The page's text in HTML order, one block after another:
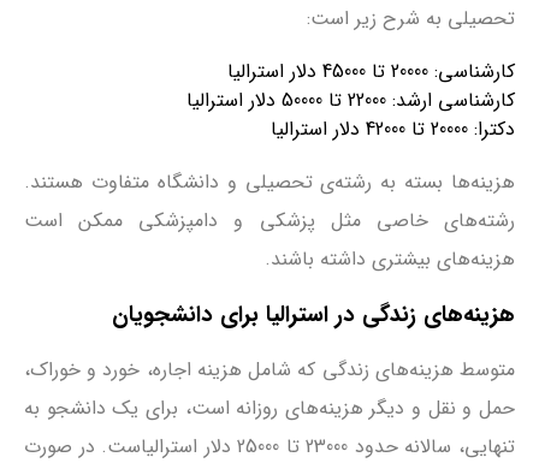
تحصیلی به شرح زیر است:
کارشناسی: 20000 تا 45000 دلار استرالیا
کارشناسی ارشد: 22000 تا 50000 دلار استرالیا
دکترا: 20000 تا 42000 دلار استرالیا
هزینه‌ها بسته به رشته‌ی تحصیلی و دانشگاه متفاوت هستند.
رشته‌های خاصی مثل پزشکی و دامپزشکی ممکن است
هزینه‌های بیشتری داشته باشند.
هزینه‌های زندگی در استرالیا برای دانشجویان
متوسط هزینه‌های زندگی که شامل هزینه اجاره، خورد و خوراک،
حمل و نقل و دیگر هزینه‌های روزانه است، برای یک دانشجو به
تنهایی، سالانه حدود 23000 تا 25000 دلار استرالیاست. در صورت